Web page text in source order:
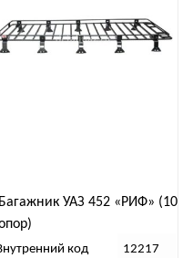
Багажник УАЗ 452 «РИФ» (10
код 12217